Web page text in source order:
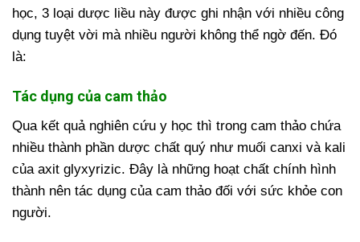
học, 3 loại dược liều này được ghi nhận với nhiều công
dụng tuyệt vời mà nhiều người không thể ngờ đến. Đó
là:
Tác dụng của cam thảo
Qua kết quả nghiên cứu y học thì trong cam thảo chứa
nhiều thành phần dược chất quý như muối canxi và kali
của axit glyxyrizic. Đây là những hoạt chất chính hình
thành nên tác dụng của cam thảo đối với sức khỏe con
người.